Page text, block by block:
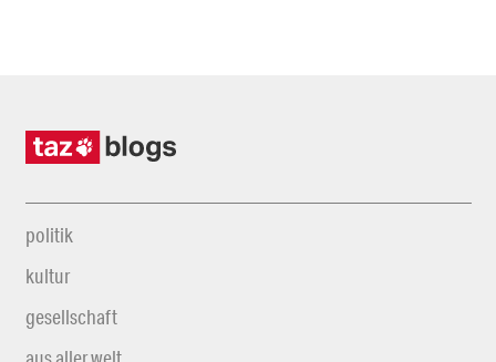
politik
kultur
gesellschaft